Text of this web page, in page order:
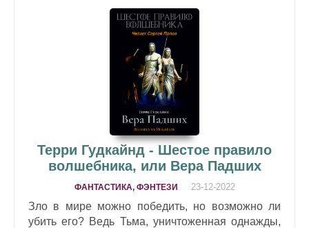
Терри Гудкайнд - Шестое правило
волшебника, или Вера Падших
ФАНТАСТИКА, ФЭНТЕЗИ 23-12-2022
Зло в мире можно победить, но возможно ли
убить его? Ведь Тьма, уничтоженная однажды,